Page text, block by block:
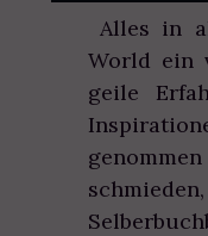
Alles in
World ein
geile